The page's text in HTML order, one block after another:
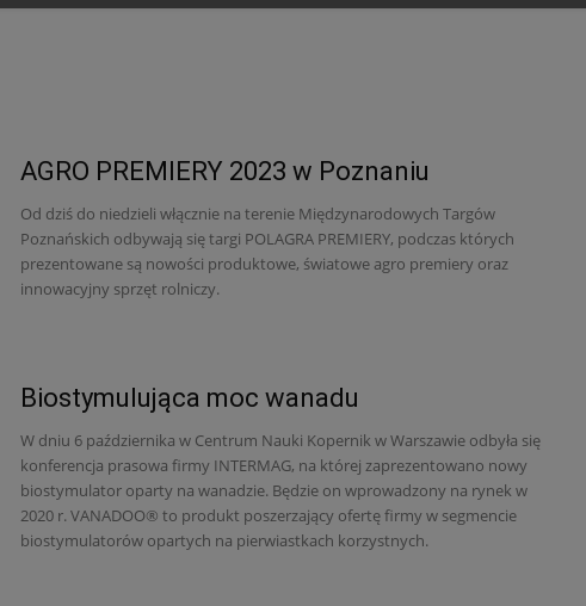
AGRO PREMIERY 2023 w Poznaniu
Od dziś do niedzieli włącznie na terenie Międzynarodowych Targów
Poznańskich odbywają się targi POLAGRA PREMIERY, podczas których
prezentowane są nowości produktowe, światowe agro premiery oraz
innowacyjny sprzęt rolniczy.
Biostymulująca moc wanadu
W dniu 6 października w Centrum Nauki Kopernik w Warszawie odbyła się
konferencja prasowa firmy INTERMAG, na której zaprezentowano nowy
biostymulator oparty na wanadzie. Będzie on wprowadzony na rynek w
2020 r. VANADOO® to produkt poszerzający ofertę firmy w segmencie
biostymulatorów opartych na pierwiastkach korzystnych.